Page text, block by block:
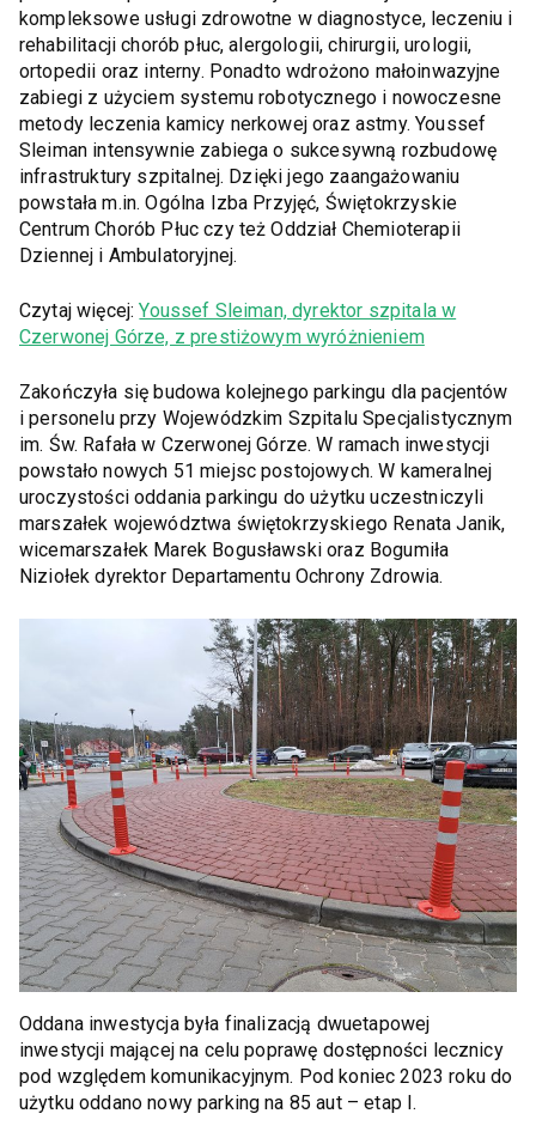
kompleksowe usługi zdrowotne w diagnostyce, leczeniu i
rehabilitacji chorób płuc, alergologii, chirurgii, urologii,
ortopedii oraz interny. Ponadto wdrożono małoinwazyjne
zabiegi z użyciem systemu robotycznego i nowoczesne
metody leczenia kamicy nerkowej oraz astmy. Youssef
Sleiman intensywnie zabiega o sukcesywną rozbudowę
infrastruktury szpitalnej. Dzięki jego zaangażowaniu
powstała m.in. Ogólna Izba Przyjęć, Świętokrzyskie
Centrum Chorób Płuc czy też Oddział Chemioterapii
Dziennej i Ambulatoryjnej.
Czytaj więcej:Youssef Sleiman, dyrektor szpitala w
Czerwonej Górze, z prestiżowym wyróżnieniem
Zakończyła się budowa kolejnego parkingu dla pacjentów
i personelu przy Wojewódzkim Szpitalu Specjalistycznym
im. Św. Rafała w Czerwonej Górze. W ramach inwestycji
powstało nowych 51 miejsc postojowych. W kameralnej
uroczystości oddania parkingu do użytku uczestniczyli
marszałek województwa świętokrzyskiego Renata Janik,
wicemarszałek Marek Bogusławski oraz Bogumiła
Niziołek dyrektor Departamentu Ochrony Zdrowia.
Oddana inwestycja była finalizacją dwuetapowej
inwestycji mającej na celu poprawę dostępności lecznicy
pod względem komunikacyjnym. Pod koniec 2023 roku do
użytku oddano nowy parking na 85 aut – etap I.